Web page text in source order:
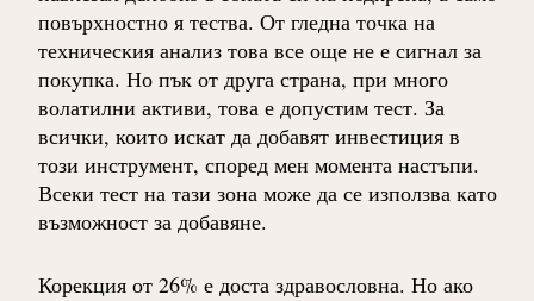
повърхностно я тества. От гледна точка на
техническия анализ това все още не е сигнал за
покупка. Но пък от друга страна, при много
волатилни активи, това е допустим тест. За
всички, които искат да добавят инвестиция в
този инструмент, според мен момента настъпи.
Всеки тест на тази зона може да се използва като
възможност за добавяне.
Корекция от 26% е доста здравословна. Но ако